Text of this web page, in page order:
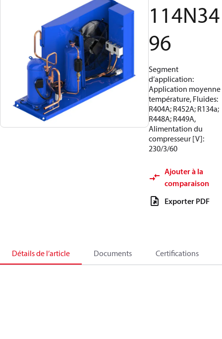
114N34
96
Segment
d’application:
Application moyenne
température, Fluides:
R404A; R452A; R134a;
R448A; R449A,
Alimentation du
compresseur [V]:
230/3/60
Ajouter à la
comparaison
Exporter PDF
Détails de l’article Documents Certifications